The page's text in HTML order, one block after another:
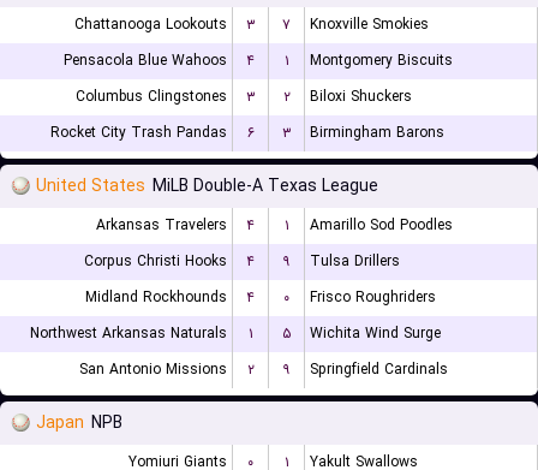
Chattanooga Lookouts ۳ ۷
Knoxville Smokies
Pensacola Blue Wahoos
۴ ۱
Montgomery Biscuits
Columbus Clingstones
۳ ۲
Biloxi Shuckers
Rocket City Trash Pandas
۶ ۳ Birmingham Barons
United States MiLB Double-A Texas League
Arkansas Travelers ۴ ۱
Amarillo Sod Poodles
Corpus Christi Hooks
۴ ۹
Tulsa Drillers
Midland Rockhounds
۴ ۰
Frisco Roughriders
Northwest Arkansas Naturals
۱ ۵
Wichita Wind Surge
San Antonio Missions
۲ ۹ Springfield Cardinals
Japan NPB
Yomiuri Giants ۰ ۱
Yakult Swallows